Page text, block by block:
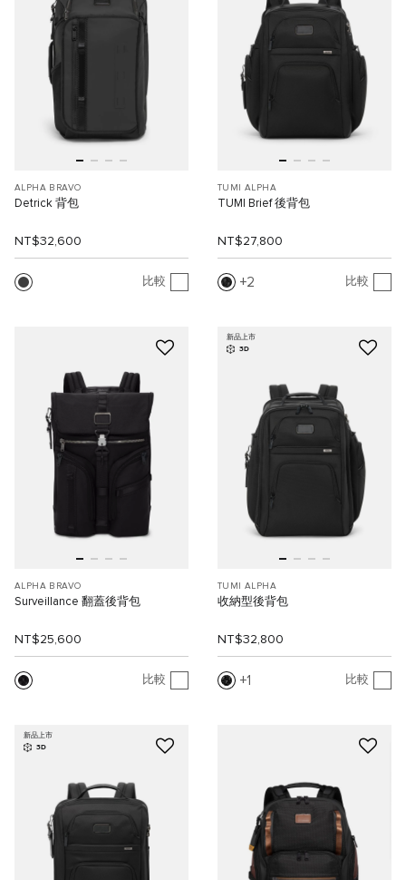
ALPHA BRAVO
Detrick 背包
NT$32,600
比較
TUMI ALPHA
TUMI Brief 後背包
NT$27,800
2 比較
ALPHA BRAVO
Surveillance 翻蓋後背包
NT$25,600
比較
新品上市
3D
TUMI ALPHA
收納型後背包
NT$32,800
1 比較
新品上市
3D